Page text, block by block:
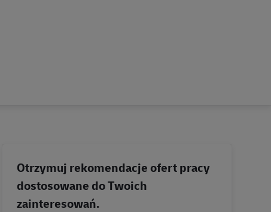
Otrzymuj rekomendacje ofert pracy
dostosowane do Twoich
zainteresowań.